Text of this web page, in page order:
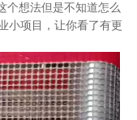
个想法但是不知道怎么
小项目，让你看了有更